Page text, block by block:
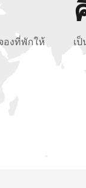
องที่พักให้
เ